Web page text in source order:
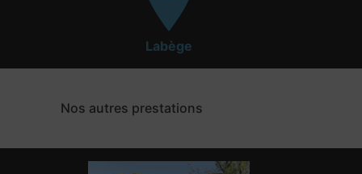
Labège
Nos autres prestations